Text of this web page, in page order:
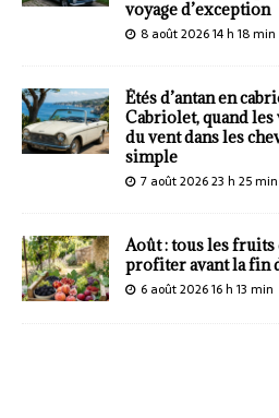
voyage d’exception
8 août 2026 14 h 18 min
Étés d’antan en
Cabriolet, quand les
du vent dans les
simple
7 août 2026 23 h 25 min
Août : tous les
profiter avant la fin
6 août 2026 16 h 13 min